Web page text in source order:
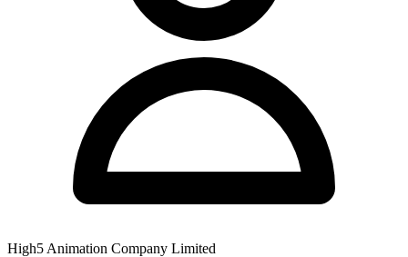
High5 Animation Company Limited